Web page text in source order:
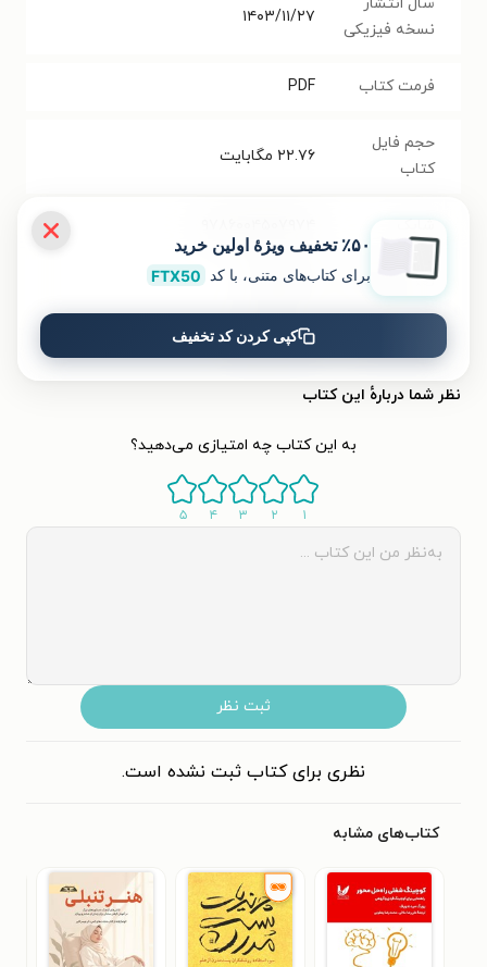
نسخه فیزیکی
۱۴۰۳/۱۱/۲۷
فرمت کتاب PDF
حجم فایل
کتاب
۲۲.۷۶ مگابایت
تعداد صفحه‌ها ۱۰۴ صفحه
۶۰۰۰۰ تومان
نظر شما دربارهٔ این کتاب
به این کتاب چه امتیازی می‌دهید؟
۱ ۲ ۳ ۴ ۵
ثبت نظر
نظری برای کتاب ثبت نشده است.
کتاب‌های مشابه
٪۵۰ تخفیف ویژۀ اولین خرید
برای کتاب‌های متنی، با کد FTX50
کپی کردن کد تخفیف